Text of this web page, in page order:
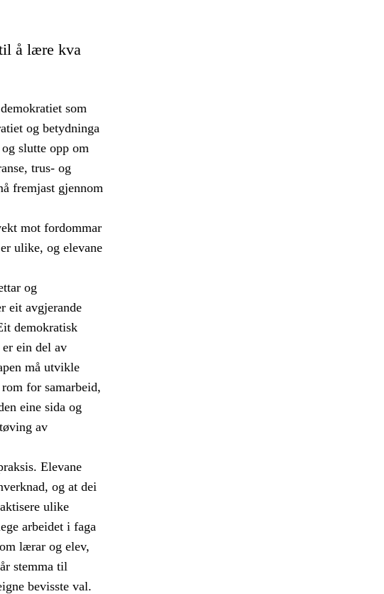
å lære kva
som
og betydninga
slutte opp om
trus- og
fremjast gjennom
mot fordommar
ulike, og elevane
og
eit avgjerande
demokratisk
ein del av
må utvikle
for samarbeid,
eine sida og
av
Elevane
og at dei
ulike
arbeidet i faga
lærar og elev,
stemma til
bevisste val.